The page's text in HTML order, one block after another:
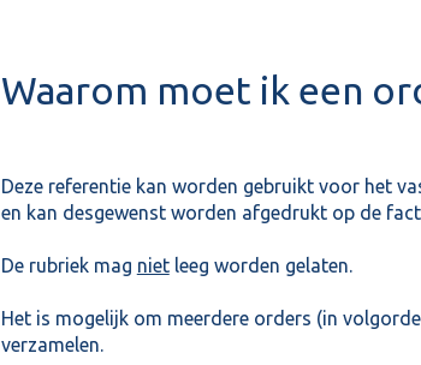
Waarom moet ik een
Deze referentie kan worden gebruikt voor het
en kan desgewenst worden afgedrukt op de
De rubriek mag nietleeg worden gelaten.
Het is mogelijk om meerdere orders (in
verzamelen.